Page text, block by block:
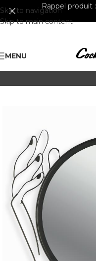
Skip to navigation
Skip to main content
Rappel produit :
MENU